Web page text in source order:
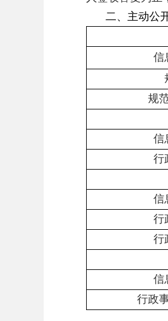
二、主动公
信
规
信
行
信
行
行
信
行政